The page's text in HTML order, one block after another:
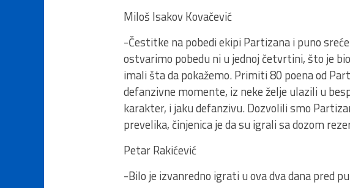
Miloš Isakov Kovačević
-Čestitke na pobedi ekipi Partizana i puno
ostvarimo pobedu ni u jednoj četvrtini, što je
imali šta da pokažemo. Primiti 80 poena od
defanzivne momente, iz neke želje ulazili u
karakter, i jaku defanzivu. Dozvolili smo
prevelika, činjenica je da su igrali sa dozom
Petar Rakićević
-Bilo je izvanredno igrati u ova dva dana pred